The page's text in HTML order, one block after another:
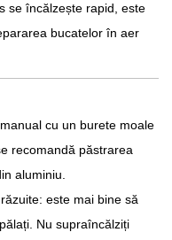
se încălzește rapid, este
bucatelor în aer
cu un burete moale
recomandă păstrarea
aluminiu.
este mai bine să
Nu supraîncălziți